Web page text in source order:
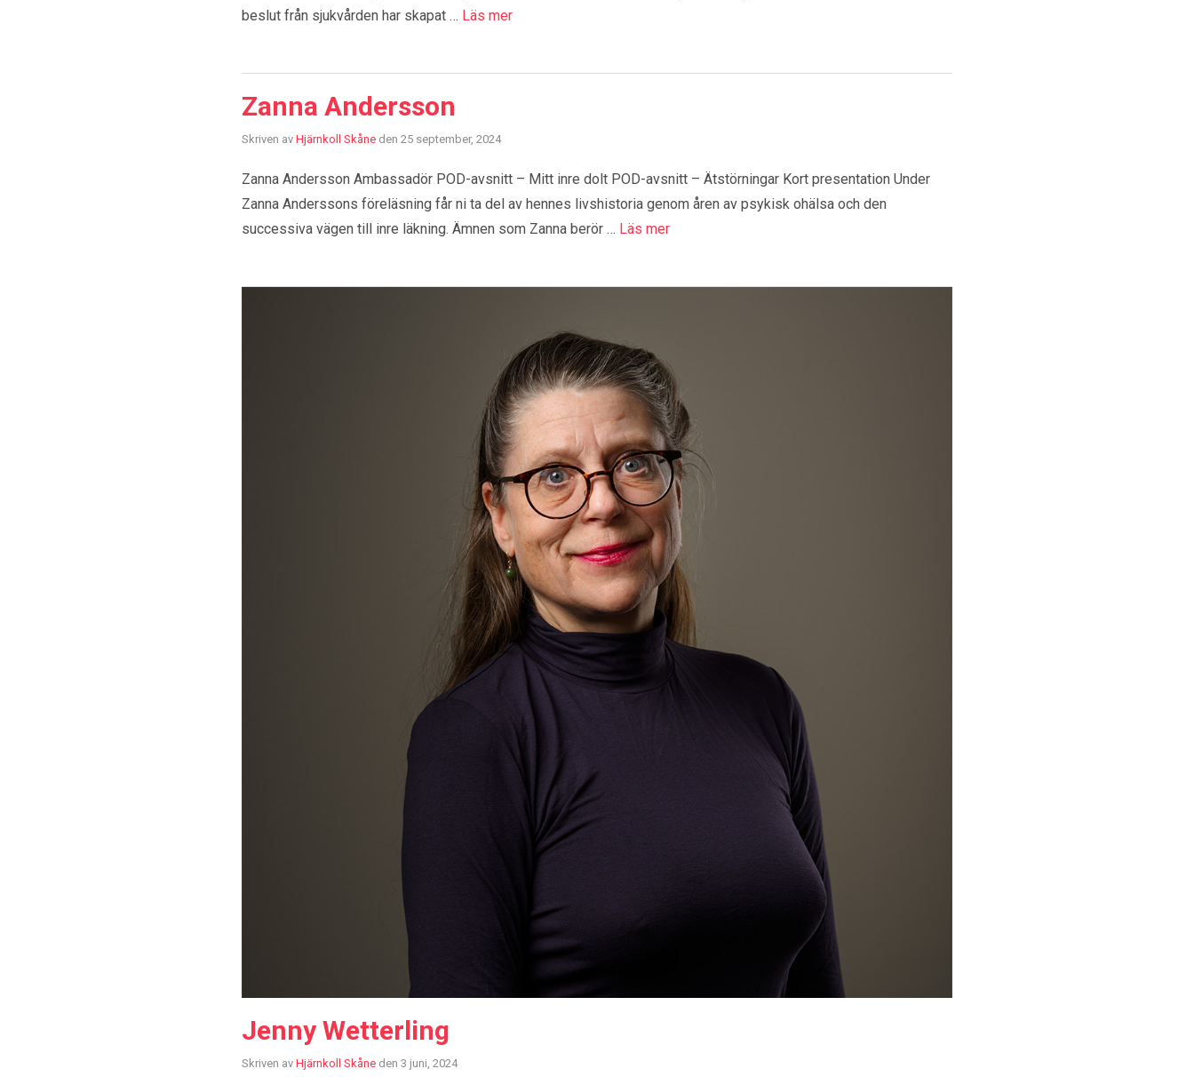
beslut från sjukvården har skapat … Läs mer
Zanna Andersson
Skriven av Hjärnkoll Skåne den 25 september, 2024
Zanna Andersson Ambassadör POD-avsnitt – Mitt inre dolt POD-avsnitt – Ätstörningar Kort presentation Under
Zanna Anderssons föreläsning får ni ta del av hennes livshistoria genom åren av psykisk ohälsa och den
successiva vägen till inre läkning. Ämnen som Zanna berör … Läs mer
Jenny Wetterling
Skriven av Hjärnkoll Skåne den 3 juni, 2024